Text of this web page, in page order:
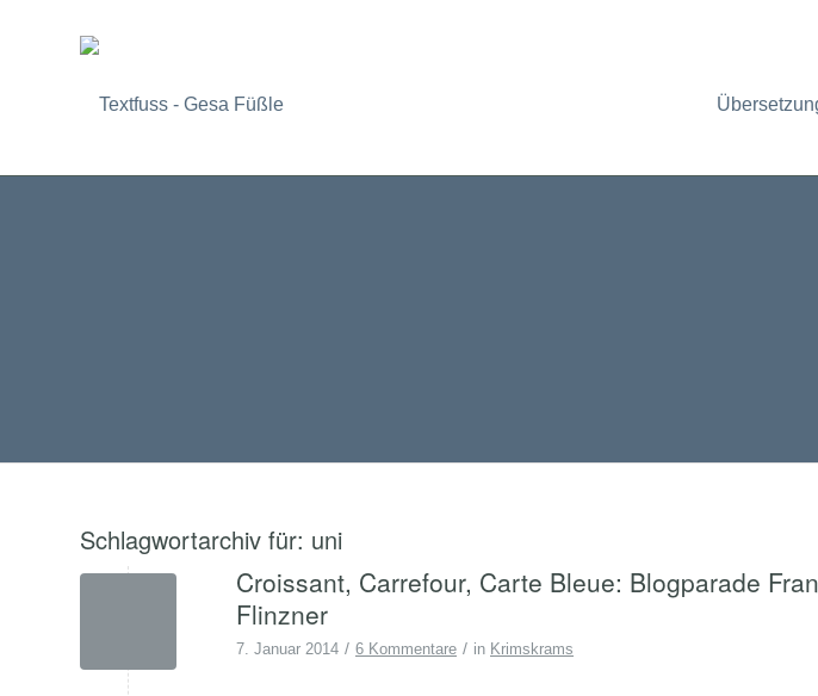
Schlagwortarchiv für: uni
Croissant, Carrefour, Carte Bleue: Blogparade
Flinzner
7. Januar 2014 / 6 Kommentare / in Krimskrams